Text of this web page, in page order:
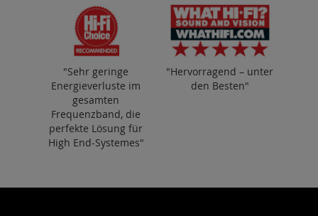
"Sehr geringe
Energieverluste im
gesamten
Frequenzband, die
perfekte Lösung für
High End-Systemes"
"Hervorragend – unter
den Besten"